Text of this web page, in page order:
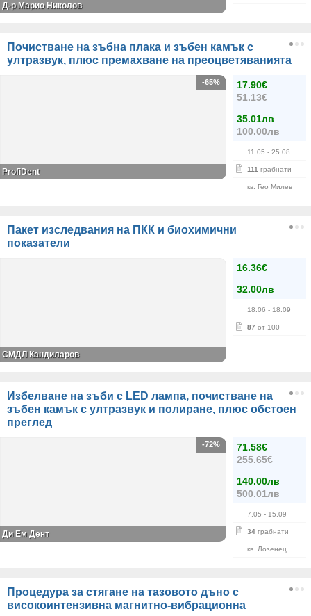
Д-р Марио Николов
Почистване на зъбна плака и зъбен камък с
ултразвук, плюс премахване на преоцветяванията
17.90€
51.13€
35.01лв
100.00лв
11.05 - 25.08
111 грабнати
кв. Гео Милев
-65%
ProfiDent
Пакет изследвания на ПКК и биохимични
показатели
16.36€
32.00лв
18.06 - 18.09
87 от 100
СМДЛ Кандиларов
Избелване на зъби с LED лампа, почистване на
зъбен камък с ултразвук и полиране, плюс обстоен
преглед
71.58€
255.65€
140.00лв
500.01лв
7.05 - 15.09
34 грабнати
кв. Лозенец
-72%
Ди Ем Дент
Процедура за стягане на тазовото дъно с
високоинтензивна магнитно-вибрационна